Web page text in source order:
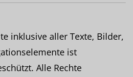
inklusive aller Texte, Bilder,
ist
Alle Rechte